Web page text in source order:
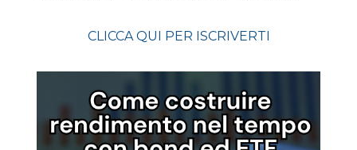
CLICCA QUI PER ISCRIVERTI